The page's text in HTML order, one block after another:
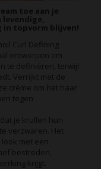
toe aan je
in topvorm blijven!
Curl Defining
ontworpen om
te definiëren, terwijl
Verrijkt met de
crème om het haar
tegen
je krullen hun
verzwaren. Het
met een
bestreden,
krijgt.